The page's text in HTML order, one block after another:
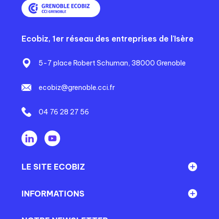
Ecobiz, 1er réseau des entreprises de l'Isère
5-7 place Robert Schuman, 38000 Grenoble
ecobiz@grenoble.cci.fr
04 76 28 27 56
LE SITE ECOBIZ
Réseau Ecobiz
INFORMATIONS